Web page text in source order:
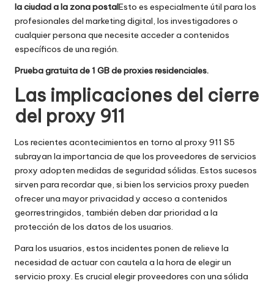
la ciudad a la zona postalEsto es especialmente útil para los
profesionales del marketing digital, los investigadores o
cualquier persona que necesite acceder a contenidos
específicos de una región.
Prueba gratuita de 1 GB de proxies residenciales.
Las implicaciones del cierre
del proxy 911
Los recientes acontecimientos en torno al proxy 911 S5
subrayan la importancia de que los proveedores de servicios
proxy adopten medidas de seguridad sólidas. Estos sucesos
sirven para recordar que, si bien los servicios proxy pueden
ofrecer una mayor privacidad y acceso a contenidos
georrestringidos, también deben dar prioridad a la
protección de los datos de los usuarios.
Para los usuarios, estos incidentes ponen de relieve la
necesidad de actuar con cautela a la hora de elegir un
servicio proxy. Es crucial elegir proveedores con una sólida